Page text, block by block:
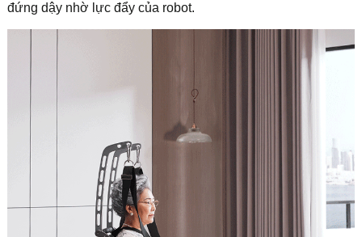
đứng dậy nhờ lực đẩy của robot.